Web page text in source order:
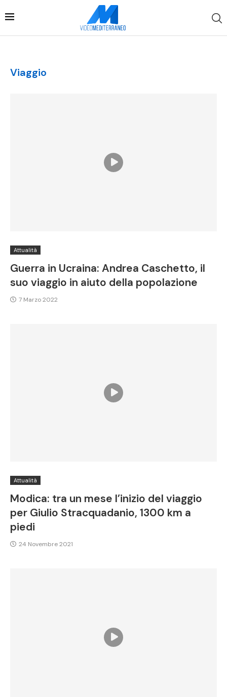
Viaggio
Attualità
Guerra in Ucraina: Andrea Caschetto, il
suo viaggio in aiuto della popolazione
7 Marzo 2022
Attualità
Modica: tra un mese l’inizio del viaggio
per Giulio Stracquadanio, 1300 km a
piedi
24 Novembre 2021